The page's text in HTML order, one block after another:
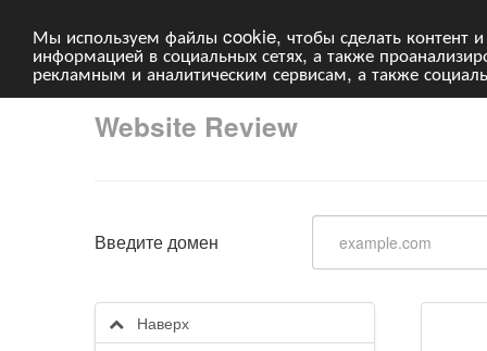
Мы используем файлы cookie, чтобы сделать контент
информацией в социальных сетях, а также
рекламным и аналитическим сервисам, а также
Website Review
Введите домен
Наверх